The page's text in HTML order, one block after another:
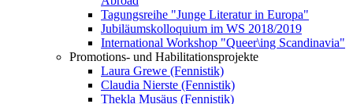
Tagungsreihe "Junge Literatur in Europa"
Jubiläumskolloquium im WS 2018/2019
International Workshop "Queer\ing Scandinavia"
Promotions- und Habilitationsprojekte
Laura Grewe (Fennistik)
Claudia Nierste (Fennistik)
Thekla Musäus (Fennistik)